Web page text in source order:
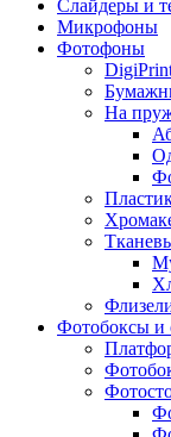
Слайдеры и
Микрофоны
Фотофоны
На
Фотобоксы и